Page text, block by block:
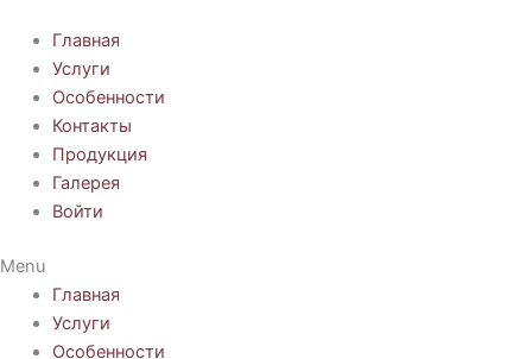
Главная
Услуги
Особенности
Контакты
Продукция
Галерея
Войти
Menu
Главная
Услуги
Особенности